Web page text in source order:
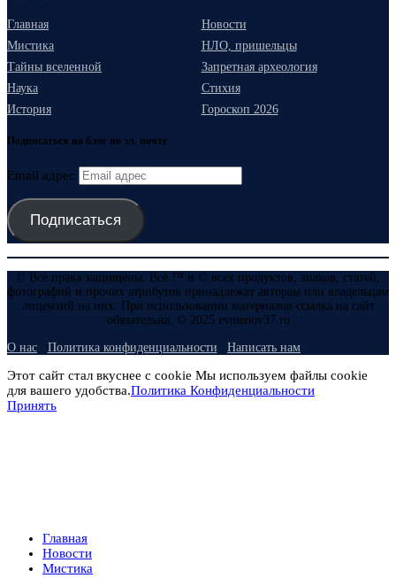
Главная
Новости
Мистика
НЛО, пришельцы
Тайны вселенной
Запретная археология
Наука
Стихия
История
Гороскоп 2026
Подписаться на блог по эл. почте
Email адрес
Подписаться
© Все права защищены. Все ™ и © всех продуктов, знаков, статей,
фотографий и прочих атрибутов принадлежат авторам или владельцам
лицензий на них. При использовании материалов ссылка на сайт
обязательна. © 2025 evmenov37.ru
О нас Политика конфиденциальности Написать нам
Этот сайт стал вкуснее с cookie Мы используем файлы cookie
для вашего удобства.Политика Конфиденциальности
Принять
Главная
Новости
Мистика